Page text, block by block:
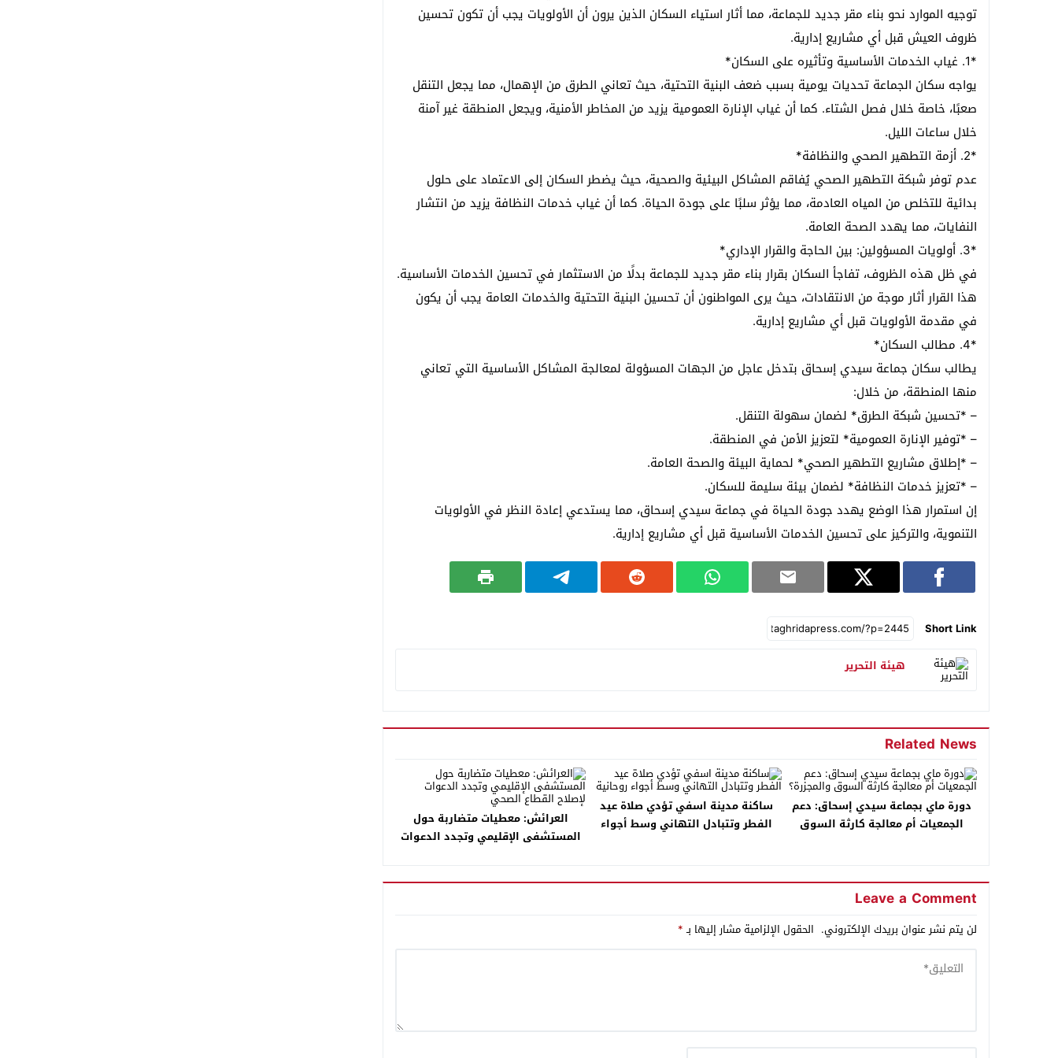
إيقاف شخصين خارج باب سبتة بسلا وحجز أقراص مهلوسة ومخدر الشيرا وسلاح أبيض
توجيه الموارد نحو بناء مقر جديد للجماعة، مما أثار استياء السكان الذين يرون أن الأولويات يجب أن تكون تحسين
ظروف العيش قبل أي مشاريع إدارية.
*1. غياب الخدمات الأساسية وتأثيره على السكان*
يواجه سكان الجماعة تحديات يومية بسبب ضعف البنية التحتية، حيث تعاني الطرق من الإهمال، مما يجعل التنقل
صعبًا، خاصة خلال فصل الشتاء. كما أن غياب الإنارة العمومية يزيد من المخاطر الأمنية، ويجعل المنطقة غير آمنة
خلال ساعات الليل.
*2. أزمة التطهير الصحي والنظافة*
عدم توفر شبكة التطهير الصحي يُفاقم المشاكل البيئية والصحية، حيث يضطر السكان إلى الاعتماد على حلول
بدائية للتخلص من المياه العادمة، مما يؤثر سلبًا على جودة الحياة. كما أن غياب خدمات النظافة يزيد من انتشار
النفايات، مما يهدد الصحة العامة.
*3. أولويات المسؤولين: بين الحاجة والقرار الإداري*
في ظل هذه الظروف، تفاجأ السكان بقرار بناء مقر جديد للجماعة بدلًا من الاستثمار في تحسين الخدمات الأساسية.
هذا القرار أثار موجة من الانتقادات، حيث يرى المواطنون أن تحسين البنية التحتية والخدمات العامة يجب أن يكون
في مقدمة الأولويات قبل أي مشاريع إدارية.
*4. مطالب السكان*
يطالب سكان جماعة سيدي إسحاق بتدخل عاجل من الجهات المسؤولة لمعالجة المشاكل الأساسية التي تعاني
منها المنطقة، من خلال:
– *تحسين شبكة الطرق* لضمان سهولة التنقل.
– *توفير الإنارة العمومية* لتعزيز الأمن في المنطقة.
– *إطلاق مشاريع التطهير الصحي* لحماية البيئة والصحة العامة.
– *تعزيز خدمات النظافة* لضمان بيئة سليمة للسكان.
إن استمرار هذا الوضع يهدد جودة الحياة في جماعة سيدي إسحاق، مما يستدعي إعادة النظر في الأولويات
التنموية، والتركيز على تحسين الخدمات الأساسية قبل أي مشاريع إدارية.
Short Link
هيئة التحرير
Related News
دورة ماي بجماعة سيدي إسحاق: دعم
الجمعيات أم معالجة كارثة السوق
ساكنة مدينة اسفي تؤدي صلاة عيد
الفطر وتتبادل التهاني وسط أجواء
العرائش: معطيات متضاربة حول
المستشفى الإقليمي وتجدد الدعوات
Leave a Comment
لن يتم نشر عنوان بريدك الإلكتروني. الحقول الإلزامية مشار إليها بـ*